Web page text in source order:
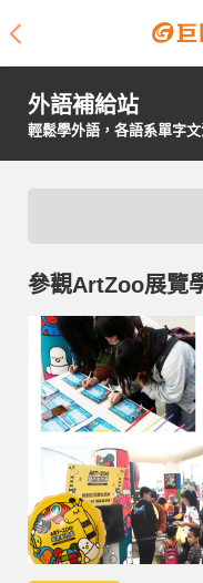
課程介紹
開課查詢
學員故事
免費資源
企業客戶
就業輔導
部落格
外語補給站
輕鬆學外語，各語系單字
參觀ArtZoo展覽